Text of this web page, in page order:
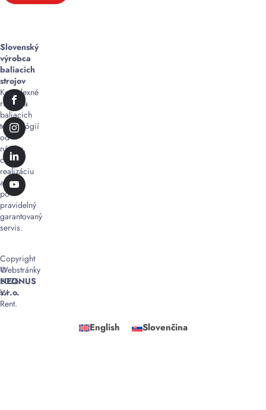
Slovenský
výrobca
baliacich
strojov
Komplexné
riešenia
baliacich
technológií
od
návrhu,
cez
realizáciu
až
po
pravidelný
garantovaný
servis.
Copyright
©
2026
W
Rent.
Webstránky
NEONUS
s.r.o.
English Slovenčina